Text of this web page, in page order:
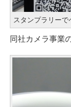
スタンプラリー
同社カメラ事業